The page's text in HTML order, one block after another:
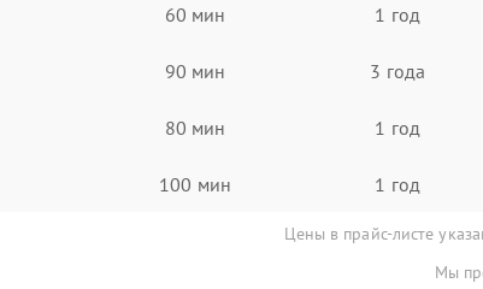
60 мин 1 год
90 мин 3 года
80 мин 1 год
100 мин 1 год
Цены в прайс-листе
Мы